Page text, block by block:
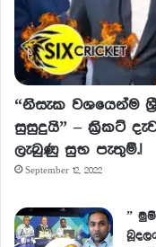
“නිසැක වශයෙන්ම
සුසුදුයි” – ක්‍රිකට්
ලැබුණු සුභ පැතුම්.!
September 12, 2022
”